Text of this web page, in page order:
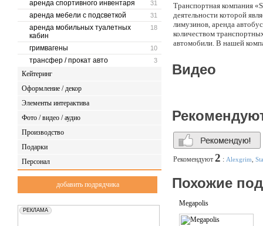
31
аренда спортивного инвентаря
31
аренда мебели с подсветкой
18
аренда мобильных туалетных
кабин
10
гримвагены
3
трансфер / прокат авто
Кейтеринг
Оформление / декор
Элементы интерактива
Фото / видео / аудио
Производство
Подарки
Персонал
добавить подрядчика
Транспортная компания
деятельности которой
лимузинов, аренда
количеством
автомобили. В нашей
Видео
Рекомендуют 2 : Alexgrim
Похожие
Megapolis